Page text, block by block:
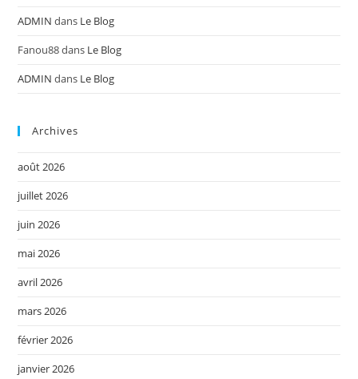
ADMIN dans Le Blog
Fanou88dans Le Blog
ADMIN dans Le Blog
Archives
août 2026
juillet 2026
juin 2026
mai 2026
avril 2026
mars 2026
février 2026
janvier 2026